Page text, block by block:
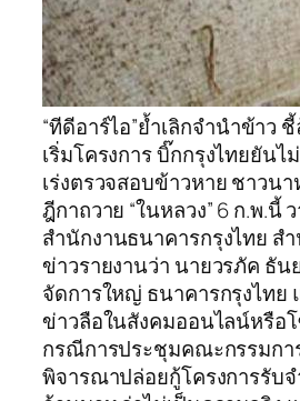
“ทีดีอาร์ไอ”ย้ำเลิกจำนำข้าว
เริ่มโครงการ บิ๊กกรุงไทยยันไ
เร่งตรวจสอบข้าวหาย ชาวน
ฎีกาถวาย “ในหลวง” 6 ก.พ.นี้
สำนักงานธนาคารกรุงไทย ส
ข่าวรายงานว่า นายวรภัค ธัน
จัดการใหญ่ ธนาคารกรุงไทย
ข่าวลือในสังคมออนไลน์หรือโ
กรณีการประชุมคณะกรรมกา
พิจารณาปล่อยกู้โครงการรับ